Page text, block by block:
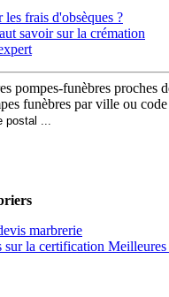
frais d'obsèques ?
savoir sur la crémation
pompes-funèbres proches
funèbres par ville ou
marbrerie
sur la certification Meilleures